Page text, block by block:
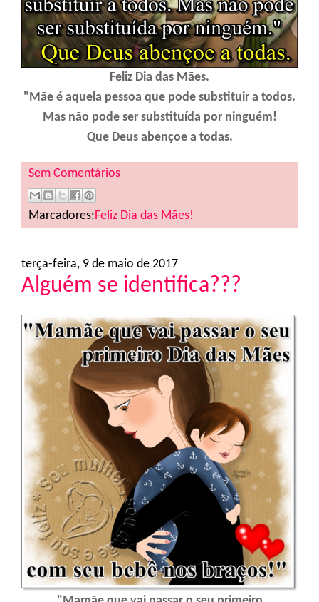
Feliz Dia das Mães.
"Mãe é aquela pessoa que pode substituir a todos.
Mas não pode ser substituída por ninguém!
Que Deus abençoe a todas.
Sem Comentários
Marcadores:Feliz Dia das Mães!
terça-feira, 9 de maio de 2017
Alguém se identifica???